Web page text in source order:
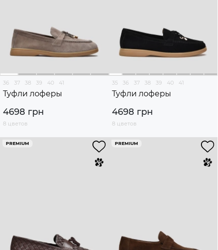
36 37 38 39 40 41
Туфли лоферы
4698 грн
8 цветов
35 36 37 38 39 40 41
Туфли лоферы
4698 грн
8 цветов
PREMIUM PREMIUM